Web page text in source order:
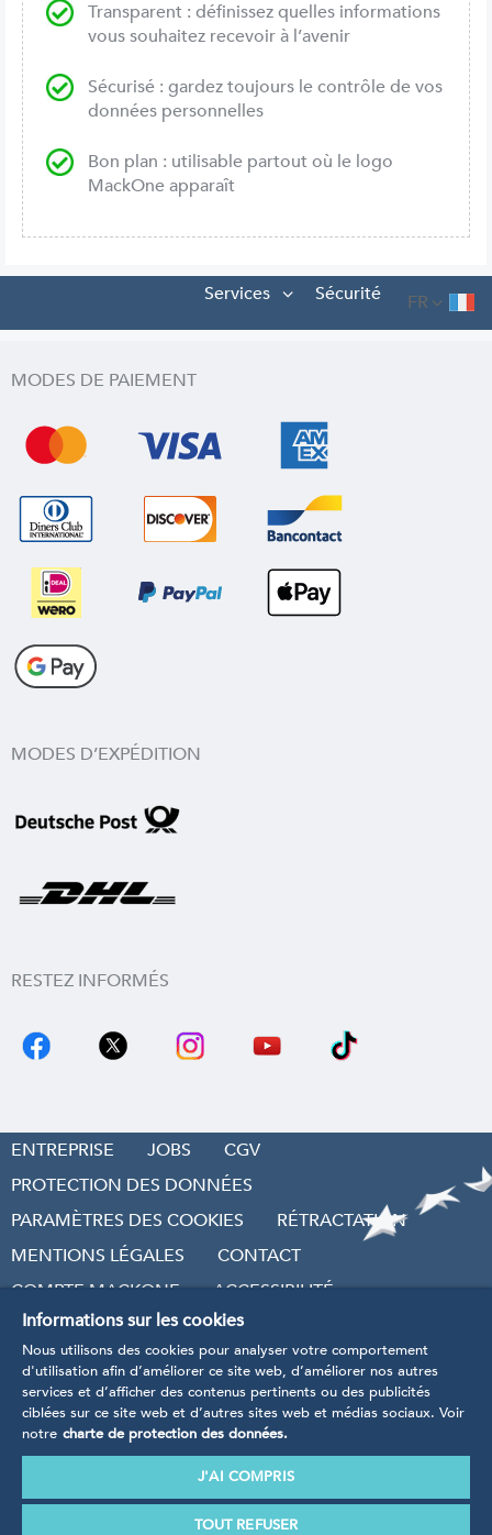
Transparent : définissez quelles informations
vous souhaitez recevoir à l’avenir
Sécurisé : gardez toujours le contrôle de vos
données personnelles
Bon plan : utilisable partout où le logo
MackOne apparaît
FR
Sécurité
Services
MODES DE PAIEMENT
MODES D’EXPÉDITION
RESTEZ INFORMÉS
ENTREPRISE JOBS
CGV
PROTECTION DES DONNÉES
PARAMÈTRES DES COOKIES
RÉTRACTATION
MENTIONS LÉGALES
CONTACT
COMPTE MACKONE
ACCESSIBILITÉ
* Tarifs TVA incluse, hors frais d’envoi et frais de
Nos produits sont manufacturés conformément aux
directives, règlements et normes définis dans le cadre
Informations sur les cookies
Nous utilisons des cookies pour analyser votre comportement
d'utilisation afin d’améliorer ce site web, d’améliorer nos autres
services et d’afficher des contenus pertinents ou des publicités
ciblées sur ce site web et d’autres sites web et médias sociaux. Voir
notre charte de protection des données.
J'AI COMPRIS
TOUT REFUSER